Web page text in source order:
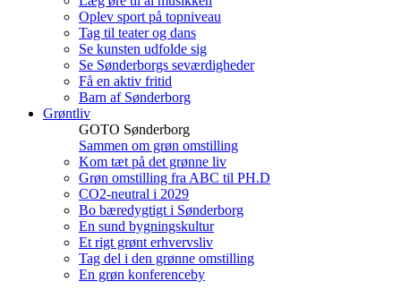
Oplev sport på topniveau
Tag til teater og dans
Se kunsten udfolde sig
Se Sønderborgs seværdigheder
Få en aktiv fritid
Barn af Sønderborg
Grøntliv
GOTO Sønderborg
Sammen om grøn omstilling
Kom tæt på det grønne liv
Grøn omstilling fra ABC til PH.D
CO2-neutral i 2029
Bo bæredygtigt i Sønderborg
En sund bygningskultur
Et rigt grønt erhvervsliv
Tag del i den grønne omstilling
En grøn konferenceby